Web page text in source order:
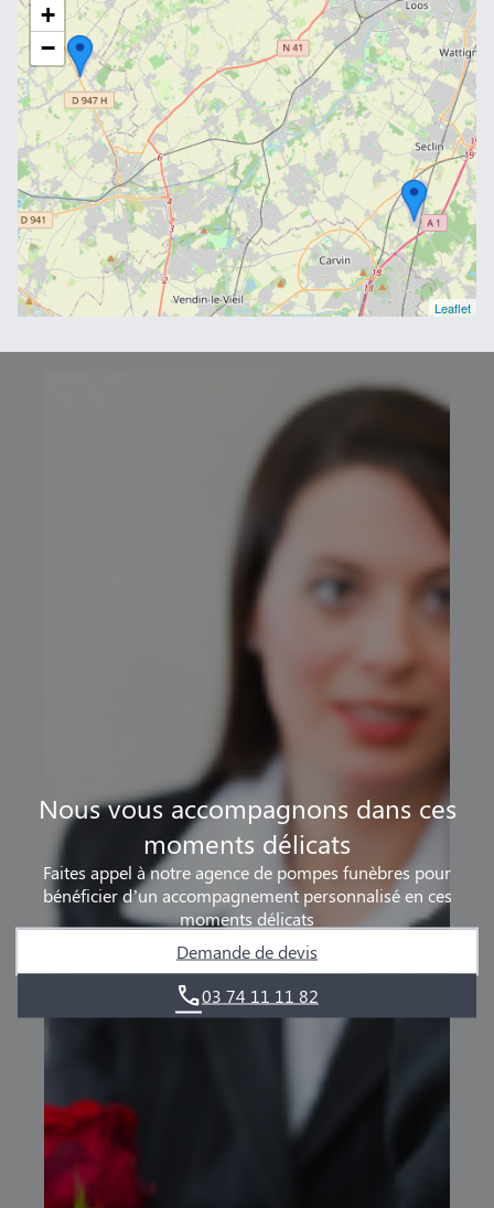
+
−
Leaflet
Nous vous accompagnons dans ces
moments délicats
Faites appel à notre agence de pompes funèbres pour
bénéficier d’un accompagnement personnalisé en ces
moments délicats
Demande de devis
03 74 11 11 82